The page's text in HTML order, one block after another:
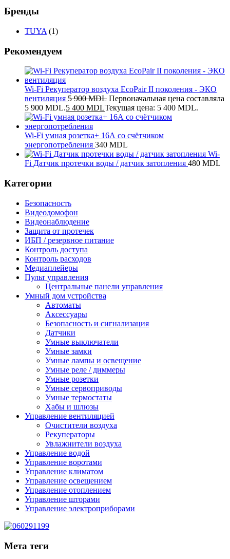
Бренды
TUYA (1)
Рекомендуем
Wi-Fi Рекуператор воздуха EcoPair II поколения - ЭКО
вентиляция 5 900MDL Первоначальная цена составляла
5 900 MDL.5 400 MDLТекущая цена: 5 400 MDL.
Wi-Fi умная розетка+ 16А со счётчиком
энергопотребления 340 MDL
Wi-
Fi Датчик протечки воды / датчик затопления 480 MDL
Категории
Безопасность
Видеодомофон
Видеонаблюдение
Защита от протечек
ИБП / резервное питание
Контроль доступа
Контроль расходов
Медиаплейеры
Пульт управления
Центральные панели управления
Умный дом устройства
Автоматы
Аксессуары
Безопасность и сигнализация
Датчики
Умные выключатели
Умные замки
Умные лампы и освещение
Умные реле / диммеры
Умные розетки
Умные сервоприводы
Умные термостаты
Хабы и шлюзы
Управление вентиляцией
Очистители воздуха
Рекуператоры
Увлажнители воздуха
Управление водой
Управление воротами
Управление климатом
Управление освещением
Управление отоплением
Управление шторами
Управление электроприборами
Мета теги